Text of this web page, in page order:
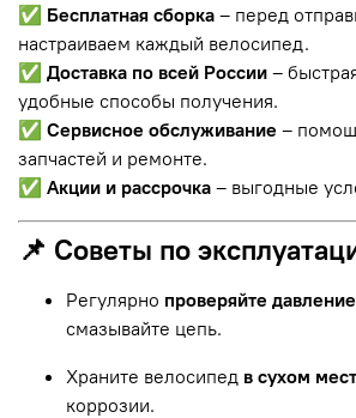
✅ Бесплатная сборка – перед
настраиваем каждый велосипед.
✅ Доставка по всей России –
удобные способы получения.
✅ Сервисное обслуживание –
запчастей и ремонте.
✅ Акции и рассрочка – выгодные
📌 Советы по
Регулярно проверяйте
смазывайте цепь.
Храните велосипед в сухом
коррозии.